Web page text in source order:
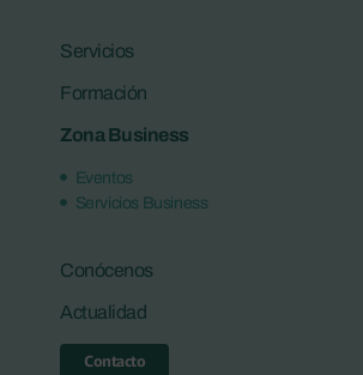
Servicios
Formación
Zona Business
Eventos
Servicios Business
Conócenos
Actualidad
Contacto